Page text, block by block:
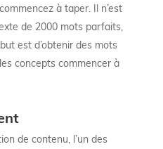
à taper. Il n’est
de 2000 mots parfaits,
est d’obtenir des mots
concepts commencer à
de contenu, l’un des